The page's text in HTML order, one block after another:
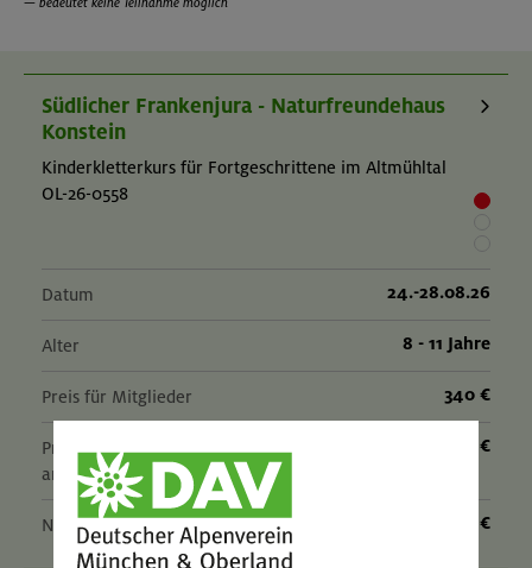
Südlicher Frankenjura - Naturfreundehaus
Konstein
Kinderkletterkurs für Fortgeschrittene im Altmühltal
OL-26-0558
Datum 24.-28.08.26
Alter 8 - 11 Jahre
Preis für Mitglieder 340 €
Preis für Mitglieder
anderer Sektionen
– €
Nichtmitglieder – €